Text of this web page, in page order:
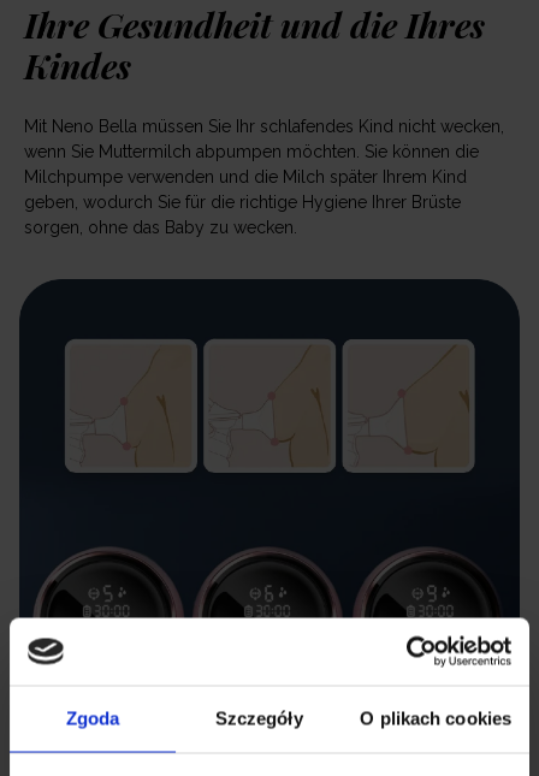
Zgoda Szczegóły O plikach cookies
Ihre Gesundheit und die Ihres
Kindes
Mit Neno Bella müssen Sie Ihr schlafendes Kind nicht wecken,
wenn Sie Muttermilch abpumpen möchten. Sie können die
Milchpumpe verwenden und die Milch später Ihrem Kind
geben, wodurch Sie für die richtige Hygiene Ihrer Brüste
sorgen, ohne das Baby zu wecken.